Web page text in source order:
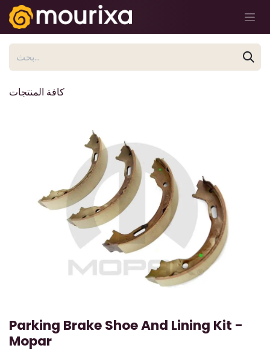
تخطي للذهاب إلى المحتوى
كافة المنتجات
Parking Brake Shoe And Lining Kit -
Mopar